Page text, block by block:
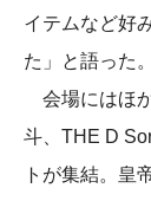
イテムなど好
た」と語った。
会場にはほ
斗、THE D
トが集結。皇